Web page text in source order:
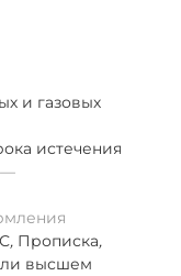
и газовых
истечения
, Прописка,
высшем